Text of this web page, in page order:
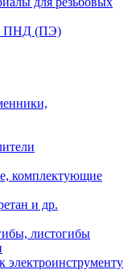
ПНД (ПЭ)
комплектующие
и др.
листогибы
электроинструменту